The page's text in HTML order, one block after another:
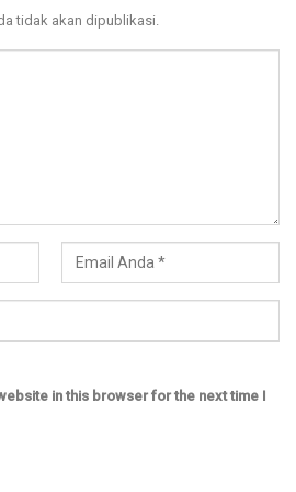
yang seperti ini menjadi sebuah
sama sekali, atau ada
dicampur dengan kedustaan dan
peduli dalam penukilan berita,
tidak akan dipublikasi.
in this browser for the next time I